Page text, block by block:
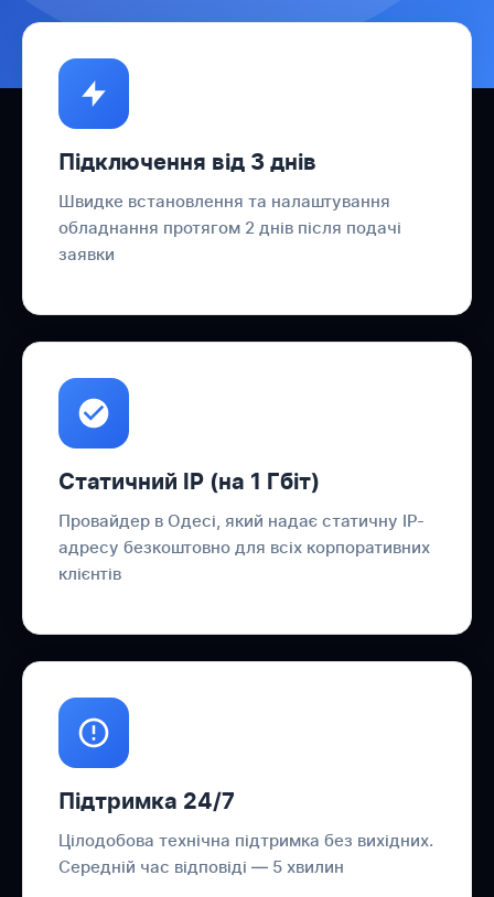
Підключення від 3 днів
Швидке встановлення та налаштування
обладнання протягом 2 днів після подачі
заявки
Статичний IP (на 1 Гбіт)
Провайдер в Одесі, який надає статичну IP-
адресу безкоштовно для всіх корпоративних
клієнтів
Підтримка 24/7
Цілодобова технічна підтримка без вихідних.
Середній час відповіді — 5 хвилин